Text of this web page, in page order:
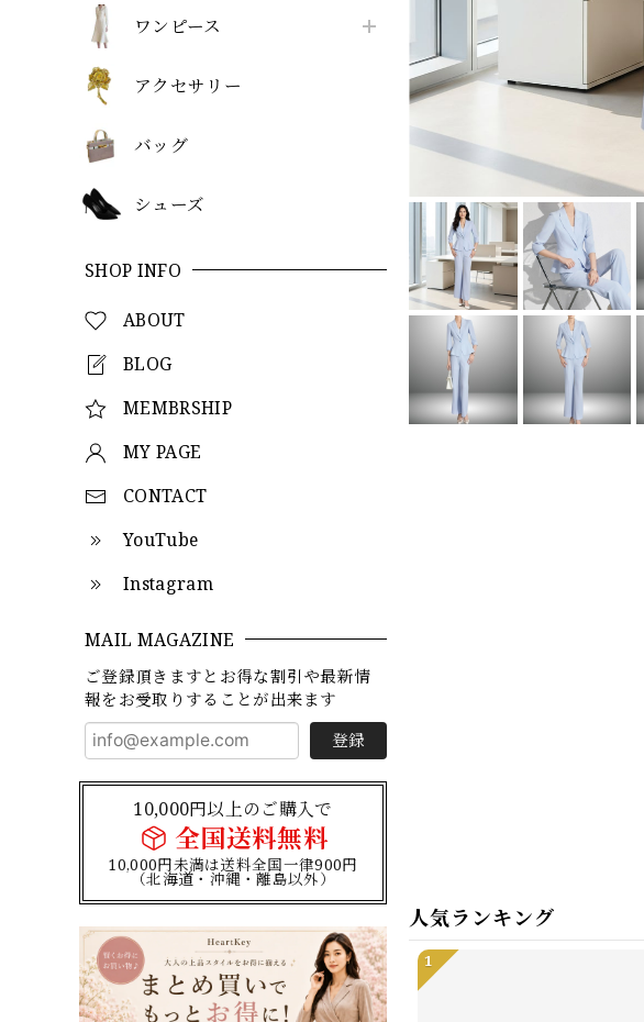
ワンピース
アクセサリー
バッグ
シューズ
SHOP INFO
ABOUT
BLOG
MEMBRSHIP
MY PAGE
CONTACT
YouTube
Instagram
MAIL MAGAZINE
ご登録頂きますとお得な割引や最新情
報をお受取りすることが出来ます
登録
10,000円以上のご購入で
全国送料無料
10,000円未満は送料全国一律900円
（北海道・沖縄・離島以外）
人気ランキング
1